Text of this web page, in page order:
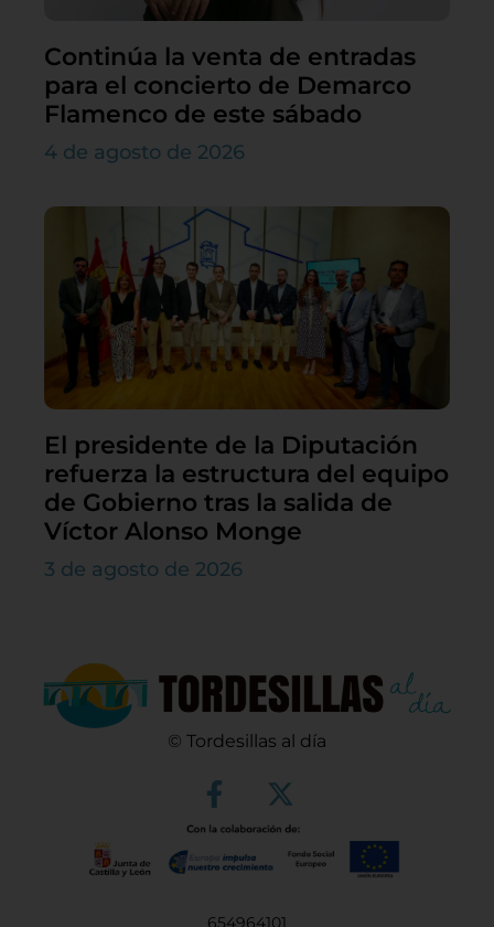
Continúa la venta de entradas
para el concierto de Demarco
Flamenco de este sábado
4 de agosto de 2026
El presidente de la Diputación
refuerza la estructura del equipo
de Gobierno tras la salida de
Víctor Alonso Monge
3 de agosto de 2026
© Tordesillas al día
654964101